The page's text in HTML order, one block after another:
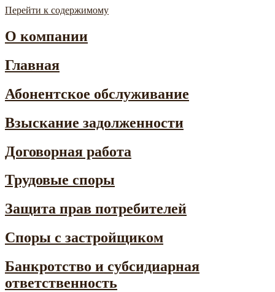
Перейти к содержимому
Instaconsult
Профессиональные юридические решения
О компании
Главная
Абонентское обслуживание
Взыскание задолженности
Договорная работа
Трудовые споры
Защита прав потребителей
Споры с застройщиком
Банкротство и субсидиарная
ответственность